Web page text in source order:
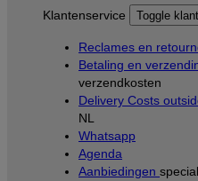
Klantenservice Toggle
Reclames en
Betaling en
verzendkosten
Delivery Costs
NL
Whatsapp
Agenda
Aanbiedingen